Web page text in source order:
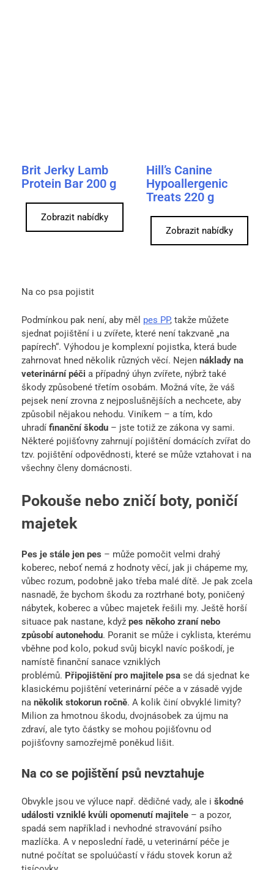
Brit Jerky Lamb
Protein Bar 200 g
Zobrazit nabídky
Hill’s Canine
Hypoallergenic
Treats 220 g
Zobrazit nabídky
Na co psa pojistit
Podmínkou pak není, aby měl pes PP, takže můžete
sjednat pojištění i u zvířete, které není takzvaně „na
papírech“. Výhodou je komplexní pojistka, která bude
zahrnovat hned několik různých věcí. Nejen náklady na
veterinární péči a případný úhyn zvířete, nýbrž také
škody způsobené třetím osobám. Možná víte, že váš
pejsek není zrovna z nejposlušnějších a nechcete, aby
způsobil nějakou nehodu. Viníkem – a tím, kdo
uhradí finanční škodu – jste totiž ze zákona vy sami.
Některé pojišťovny zahrnují pojištění domácích zvířat do
tzv. pojištění odpovědnosti, které se může vztahovat i na
všechny členy domácnosti.
Pokouše nebo zničí boty, poničí
majetek
Pes je stále jen pes – může pomočit velmi drahý
koberec, neboť nemá z hodnoty věcí, jak ji chápeme my,
vůbec rozum, podobně jako třeba malé dítě. Je pak zcela
nasnadě, že bychom škodu za roztrhané boty, poničený
nábytek, koberec a vůbec majetek řešili my. Ještě horší
situace pak nastane, když pes někoho zraní nebo
způsobí autonehodu. Poranit se může i cyklista, kterému
vběhne pod kolo, pokud svůj bicykl navíc poškodí, je
namístě finanční sanace vzniklých
problémů. Připojištění pro majitele psa se dá sjednat ke
klasickému pojištění veterinární péče a v zásadě vyjde
na několik stokorun ročně. A kolik činí obvyklé limity?
Milion za hmotnou škodu, dvojnásobek za újmu na
zdraví, ale tyto částky se mohou pojišťovnu od
pojišťovny samozřejmě poněkud lišit.
Na co se pojištění psů nevztahuje
Obvykle jsou ve výluce např. dědičné vady, ale i škodné
události vzniklé kvůli opomenutí majitele – a pozor,
spadá sem například i nevhodné stravování psího
mazlíčka. A v neposlední řadě, u veterinární péče je
nutné počítat se spoluúčastí v řádu stovek korun až